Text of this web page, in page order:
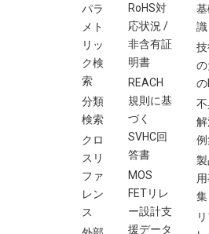
パラ
メト
リッ
ク検
索
分類
検索
クロ
スリ
ファ
レン
ス
RoHS対
応状況 /
非含有証
明書
REACH
規則に基
づく
SVHC回
答書
MOS
FETリレ
ー設計支
援データ
識
の
集